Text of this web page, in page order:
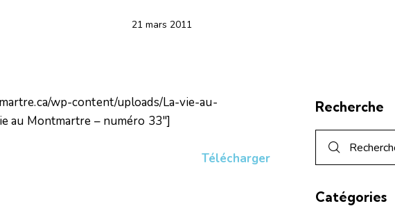
21 mars 2011
wp-content/uploads/La-vie-au-
au Montmartre – numéro 33″]
Télécharger
Recherche
Catégories